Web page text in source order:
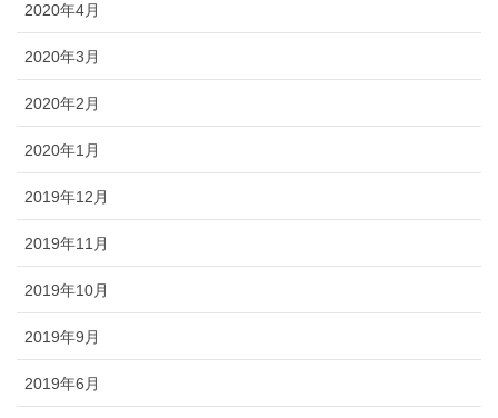
2020年4月
2020年3月
2020年2月
2020年1月
2019年12月
2019年11月
2019年10月
2019年9月
2019年6月